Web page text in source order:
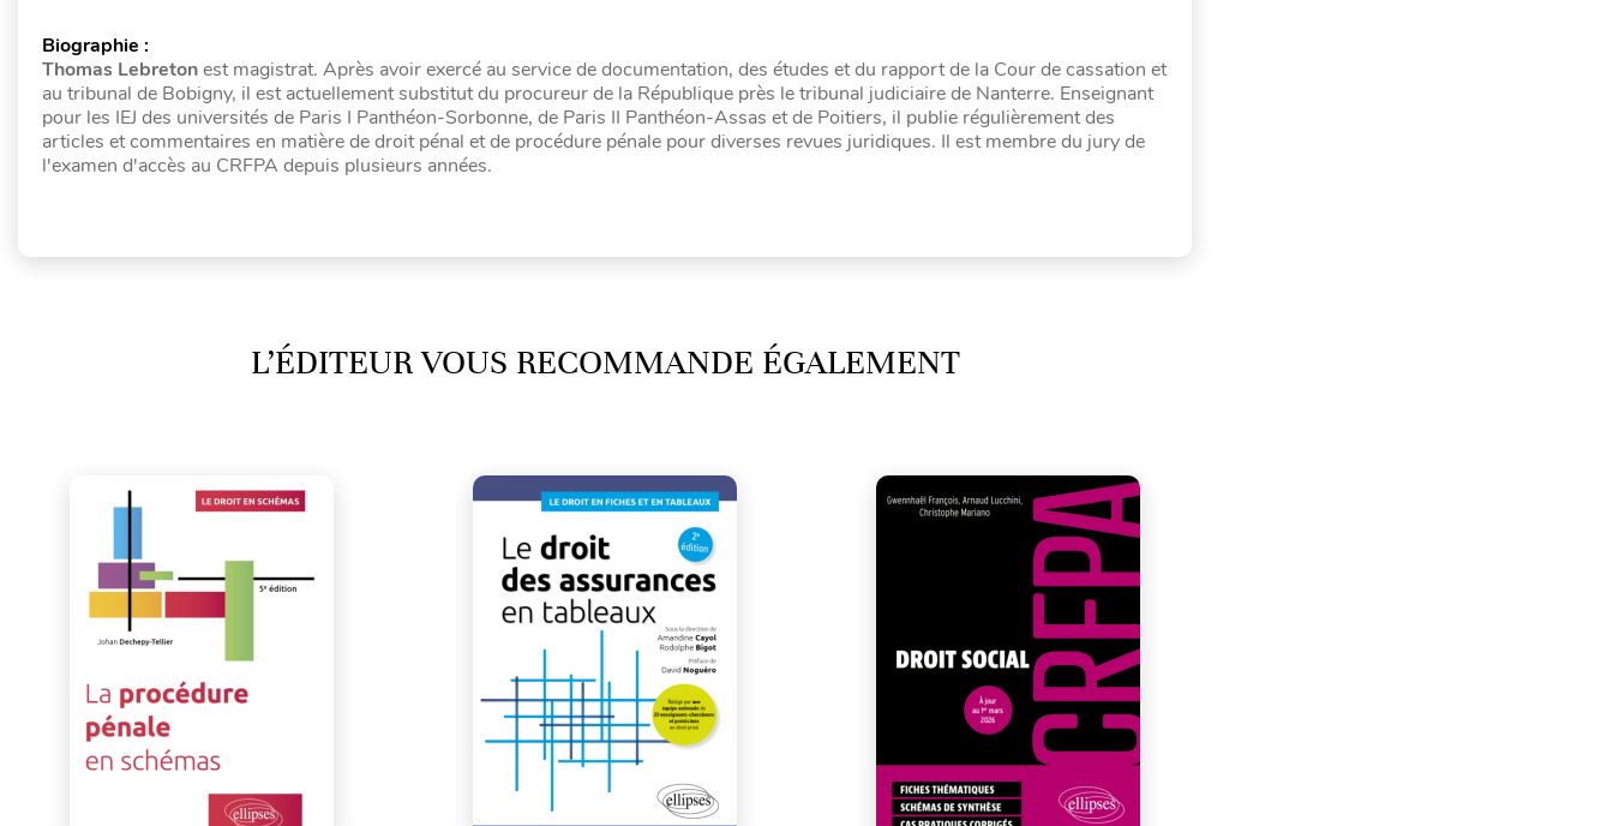
Biographie :
Thomas Lebretonest magistrat. Après avoir exercé au service de documentation, des études et du rapport de la Cour de cassation et
au tribunal de Bobigny, il est actuellement substitut du procureur de la République près le tribunal judiciaire de Nanterre. Enseignant
pour les IEJ des universités de Paris I Panthéon-Sorbonne, de Paris II Panthéon-Assas et de Poitiers, il publie régulièrement des
articles et commentaires en matière de droit pénal et de procédure pénale pour diverses revues juridiques. Il est membre du jury de
l'examen d'accès au CRFPA depuis plusieurs années.
L’ÉDITEUR VOUS RECOMMANDE ÉGALEMENT